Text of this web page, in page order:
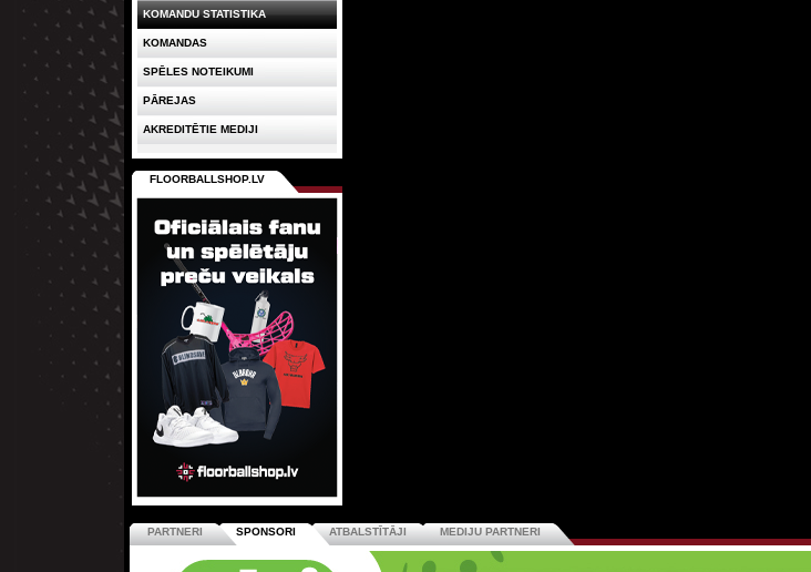
KOMANDU STATISTIKA
KOMANDAS
SPĒLES NOTEIKUMI
PĀREJAS
AKREDITĒTIE MEDIJI
FLOORBALLSHOP.LV
PARTNERI SPONSORI ATBALSTĪTĀJI MEDIJU PARTNERI